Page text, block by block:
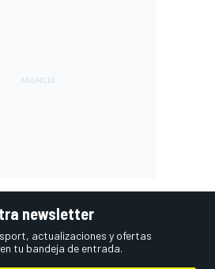
newsletter
actualizaciones y ofertas
tu bandeja de entrada.